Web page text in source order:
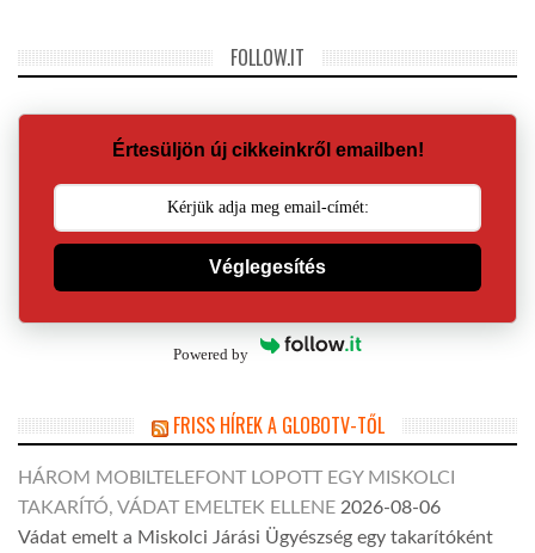
FOLLOW.IT
Értesüljön új cikkeinkről emailben!
Véglegesítés
Powered by
FRISS HÍREK A GLOBOTV-TŐL
HÁROM MOBILTELEFONT LOPOTT EGY MISKOLCI
TAKARÍTÓ, VÁDAT EMELTEK ELLENE 2026-08-06
Vádat emelt a Miskolci Járási Ügyészség egy takarítóként